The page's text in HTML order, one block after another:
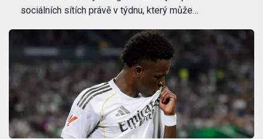
sociálních sítích právě v týdnu, který může…